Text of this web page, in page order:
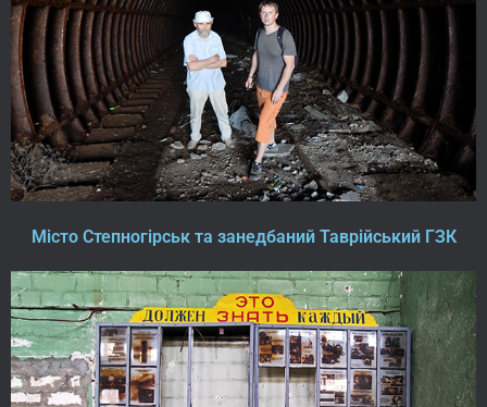
Місто Степногірськ та занедбаний Таврійський ГЗК